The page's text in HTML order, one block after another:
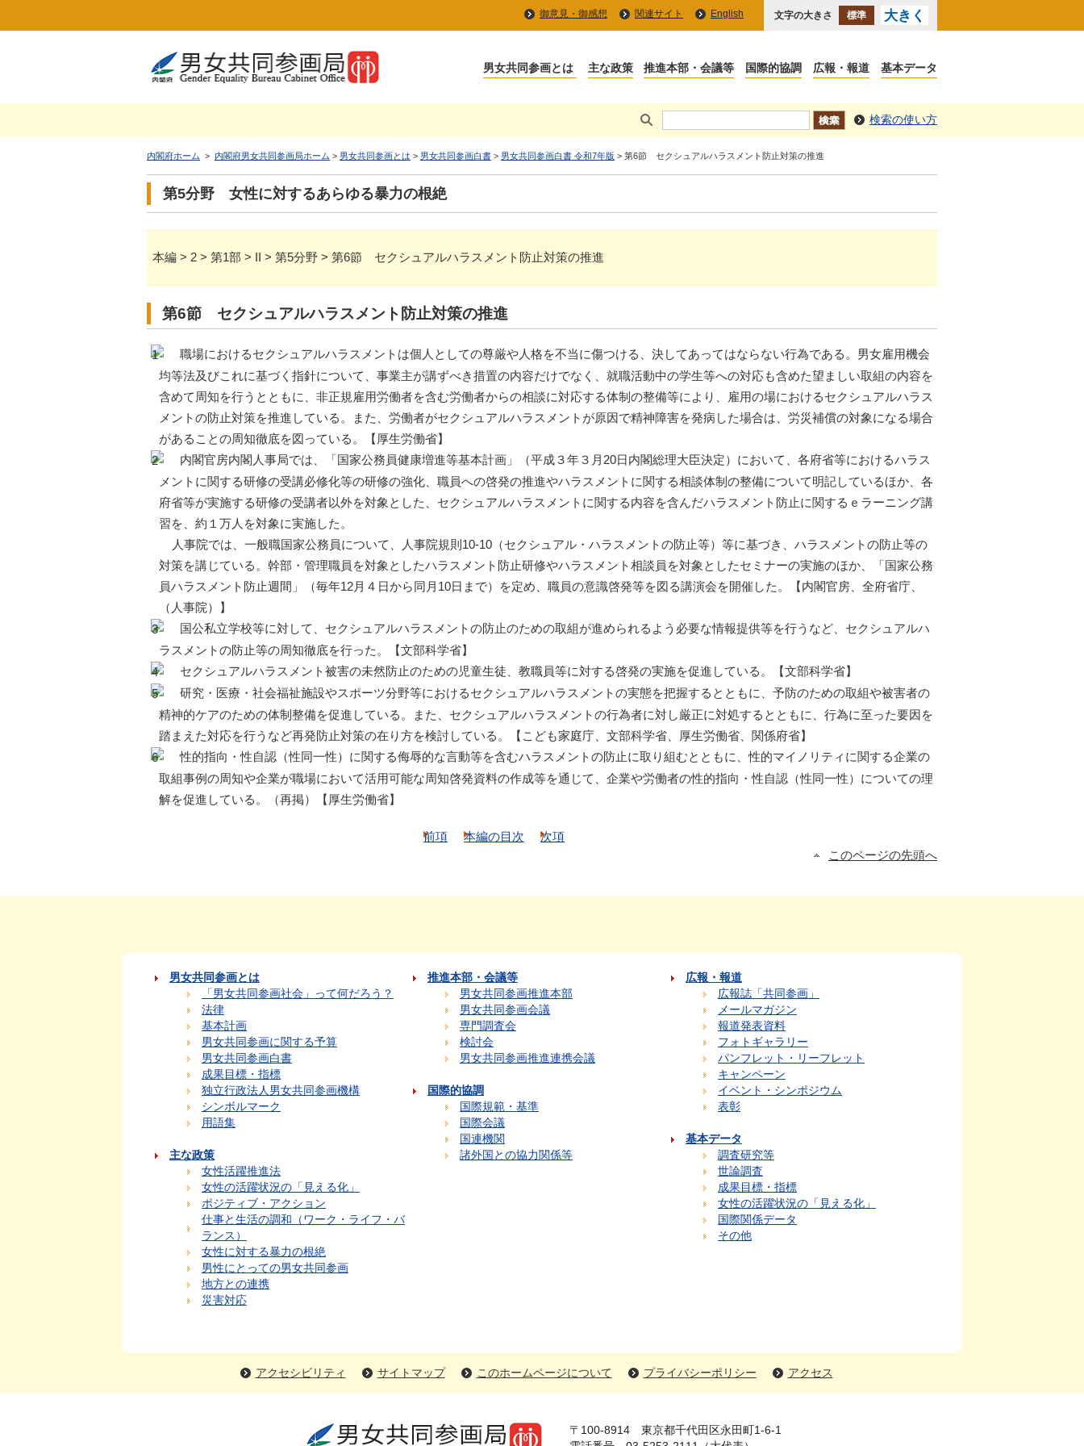
御意見・御感想 関連サイト English 文字の大きさ 標準 大きく
検索の使い方
内閣府ホーム > 内閣府男女共同参画局ホーム > 男女共同参画とは > 男女共同参画白書 > 男女共同参画白書 令和7年版 > 第6節 セクシュアルハラスメント防止対策の推進
第5分野 女性に対するあらゆる暴力の根絶
本編 > 2 > 第1部 > II > 第5分野 > 第6節 セクシュアルハラスメント防止対策の推進
第6節 セクシュアルハラスメント防止対策の推進
職場におけるセクシュアルハラスメントは個人としての尊厳や人格を不当に傷つける、決してあってはならない行為である。男女雇用機会
均等法及びこれに基づく指針について、事業主が講ずべき措置の内容だけでなく、就職活動中の学生等への対応も含めた望ましい取組の内容を
含めて周知を行うとともに、非正規雇用労働者を含む労働者からの相談に対応する体制の整備等により、雇用の場におけるセクシュアルハラス
メントの防止対策を推進している。また、労働者がセクシュアルハラスメントが原因で精神障害を発病した場合は、労災補償の対象になる場合
があることの周知徹底を図っている。【厚生労働省】
内閣官房内閣人事局では、「国家公務員健康増進等基本計画」（平成３年３月20日内閣総理大臣決定）において、各府省等におけるハラス
メントに関する研修の受講必修化等の研修の強化、職員への啓発の推進やハラスメントに関する相談体制の整備について明記しているほか、各
府省等が実施する研修の受講者以外を対象とした、セクシュアルハラスメントに関する内容を含んだハラスメント防止に関するｅラーニング講
習を、約１万人を対象に実施した。
人事院では、一般職国家公務員について、人事院規則10-10（セクシュアル・ハラスメントの防止等）等に基づき、ハラスメントの防止等の
対策を講じている。幹部・管理職員を対象としたハラスメント防止研修やハラスメント相談員を対象としたセミナーの実施のほか、「国家公務
員ハラスメント防止週間」（毎年12月４日から同月10日まで）を定め、職員の意識啓発等を図る講演会を開催した。【内閣官房、全府省庁、
（人事院）】
国公私立学校等に対して、セクシュアルハラスメントの防止のための取組が進められるよう必要な情報提供等を行うなど、セクシュアルハ
ラスメントの防止等の周知徹底を行った。【文部科学省】
セクシュアルハラスメント被害の未然防止のための児童生徒、教職員等に対する啓発の実施を促進している。【文部科学省】
研究・医療・社会福祉施設やスポーツ分野等におけるセクシュアルハラスメントの実態を把握するとともに、予防のための取組や被害者の
精神的ケアのための体制整備を促進している。また、セクシュアルハラスメントの行為者に対し厳正に対処するとともに、行為に至った要因を
踏まえた対応を行うなど再発防止対策の在り方を検討している。【こども家庭庁、文部科学省、厚生労働省、関係府省】
性的指向・性自認（性同一性）に関する侮辱的な言動等を含むハラスメントの防止に取り組むとともに、性的マイノリティに関する企業の
取組事例の周知や企業が職場において活用可能な周知啓発資料の作成等を通じて、企業や労働者の性的指向・性自認（性同一性）についての理
解を促進している。（再掲）【厚生労働省】
前項 本編の目次 次項
このページの先頭へ